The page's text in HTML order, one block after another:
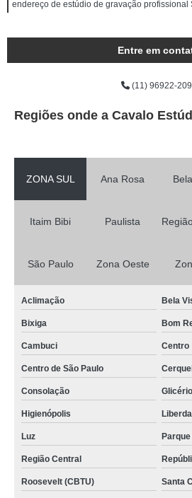
endereço de estúdio de gravação profissional
Entre em
(11) 96922-
Regiões onde a Cavalo
ZONA SUL Ana Rosa
Itaim Bibi Paulista
São Paulo Zona Oeste
Aclimação Bela
Bixiga Bom
Cambuci Centro
Centro de São Paulo
Consolação Glicério
Higienópolis
Luz
Região Central
Roosevelt (CBTU) Santa